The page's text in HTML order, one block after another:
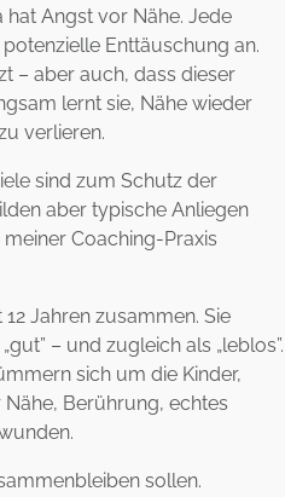
hat Angst vor Nähe. Jede
Enttäuschung an.
– aber auch, dass dieser
lernt sie, Nähe wieder
verlieren.
sind zum Schutz der
aber typische Anliegen
Coaching-Praxis
Jahren zusammen. Sie
– und zugleich als „leblos”.
sich um die Kinder,
Berührung, echtes
sollen.